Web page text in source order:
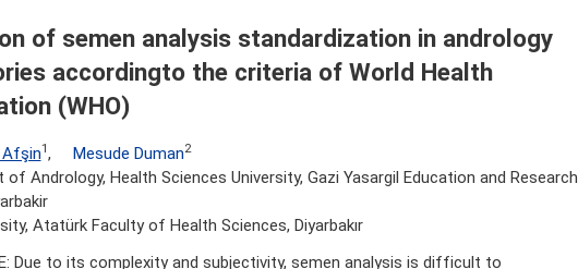
of semen analysis standardization in andrology
accordingto the criteria of World Health
(WHO)
1, Mesude Duman2
of Andrology, Health Sciences University, Gazi Yasargil Education and Research
Atatürk Faculty of Health Sciences, Diyarbakır
Due to its complexity and subjectivity, semen analysis is difficult to